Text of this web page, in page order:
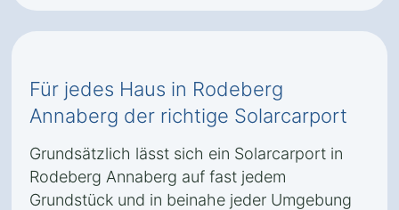
Für jedes Haus in Rodeberg
Annaberg der richtige Solarcarport
Grundsätzlich lässt sich ein Solarcarport in
Rodeberg Annaberg auf fast jedem
Grundstück und in beinahe jeder Umgebung